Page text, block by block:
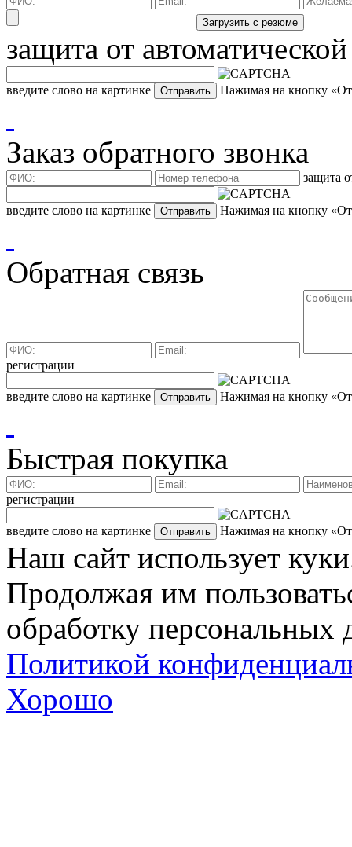
защита от
введите слово на картинке Нажимая на кнопку
Заказ обратного звонка
защита
введите слово на картинке Нажимая на кнопку
Обратная связь
регистрации
введите слово на картинке Нажимая на кнопку
Быстрая покупка
регистрации
введите слово на картинке Нажимая на кнопку
Наш сайт использует
Продолжая им
обработку персональных
Политикой
Хорошо